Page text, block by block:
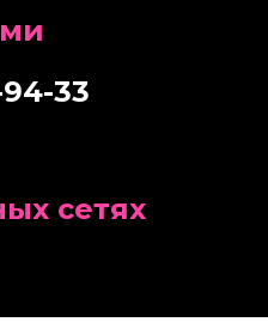
33
сетях